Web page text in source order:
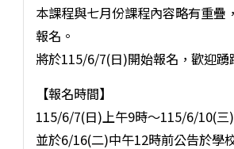
本課程與七月份課程內容略有重疊
報名。
將於115/6/7(日)開始報名，歡迎踴
【報名時間】
115/6/7(日)上午9時～115/6/10(三
並於6/16(二)中午12時前公告於學